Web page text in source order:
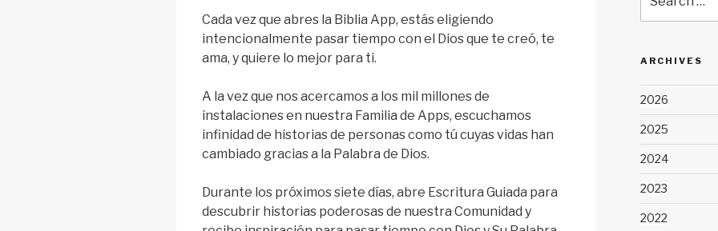
Cada vez que abres la Biblia App, estás eligiendo
intencionalmente pasar tiempo con el Dios que te creó, te
ama, y quiere lo mejor para ti.
A la vez que nos acercamos a los mil millones de
instalaciones en nuestra Familia de Apps, escuchamos
infinidad de historias de personas como tú cuyas vidas han
cambiado gracias a la Palabra de Dios.
Durante los próximos siete días, abre Escritura Guiada para
descubrir historias poderosas de nuestra Comunidad y
for:
ARCHIVES
2026
2025
2024
2023
2022